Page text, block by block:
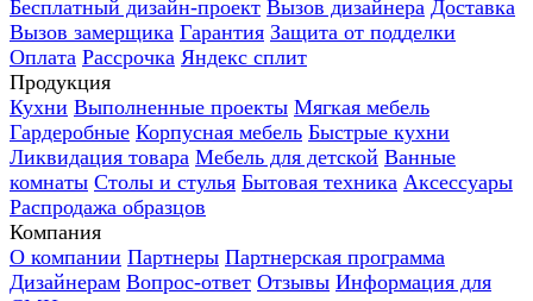
Бесплатный дизайн-проект Вызов дизайнера Доставка
Вызов замерщика Гарантия Защита от подделки
Оплата Рассрочка Яндекс сплит
Продукция
Кухни Выполненные проекты Мягкая мебель
Гардеробные Корпусная мебель Быстрые кухни
Ликвидация товара Мебель для детской Ванные
комнаты Столы и стулья Бытовая техника Аксессуары
Распродажа образцов
Компания
О компании Партнеры Партнерская программа
Дизайнерам Вопрос-ответ Отзывы Информация для